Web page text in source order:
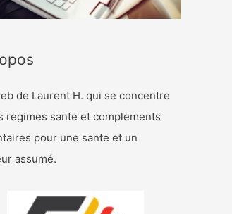
de Laurent H. qui se concentre
regimes sante et complements
pour une sante et un
assumé.